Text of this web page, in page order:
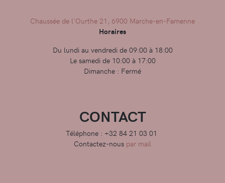
Chaussée de l'Ourthe 21, 6900 Marche-en-Famenne
Horaires
Du lundi au vendredi de 09:00 à 18:00
Le samedi de 10:00 à 17:00
Dimanche : Fermé
CONTACT
Téléphone : +32 84 21 03 01
Contactez-nous par mail